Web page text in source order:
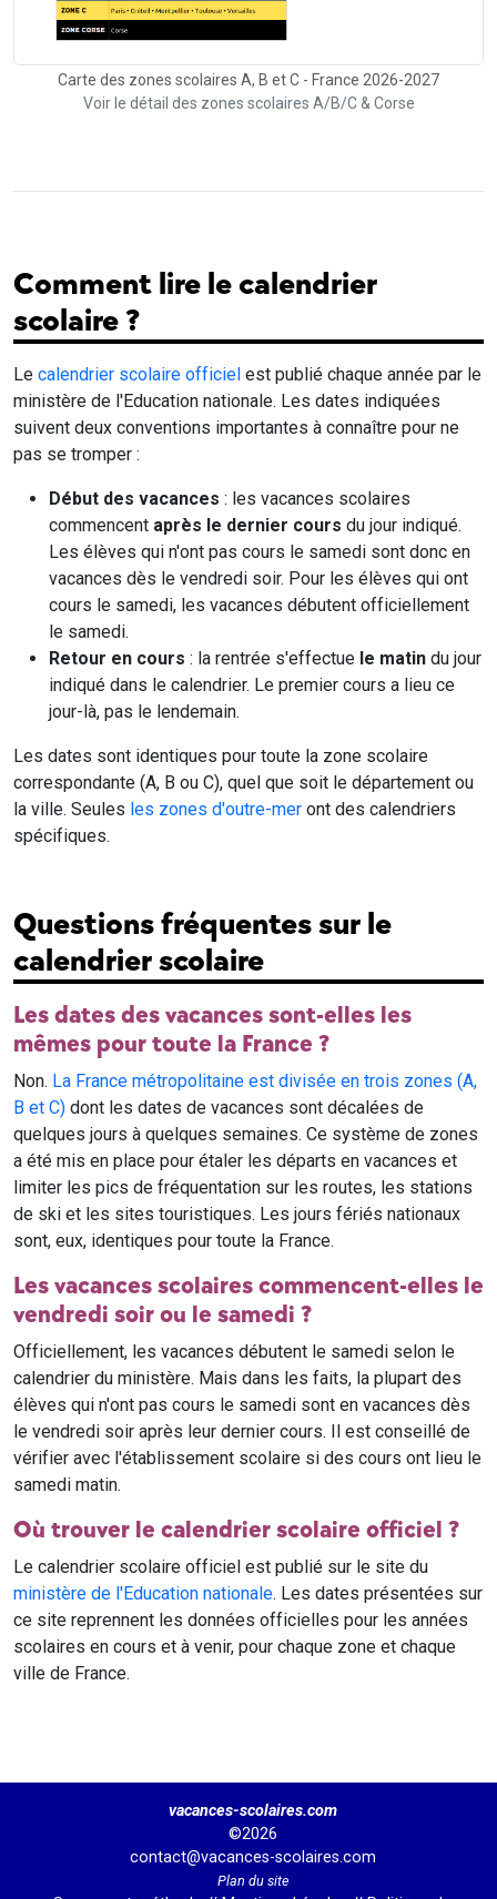
Carte des zones scolaires A, B et C - France 2026-2027
Voir le détail des zones scolaires A/B/C & Corse
Comment lire le calendrier
scolaire ?
Le calendrier scolaire officiel est publié chaque année par le
ministère de l'Education nationale. Les dates indiquées
suivent deux conventions importantes à connaître pour ne
pas se tromper :
Début des vacances : les vacances scolaires
commencent après le dernier cours du jour indiqué.
Les élèves qui n'ont pas cours le samedi sont donc en
vacances dès le vendredi soir. Pour les élèves qui ont
cours le samedi, les vacances débutent officiellement
le samedi.
Retour en cours : la rentrée s'effectue le matin du jour
indiqué dans le calendrier. Le premier cours a lieu ce
jour-là, pas le lendemain.
Les dates sont identiques pour toute la zone scolaire
correspondante (A, B ou C), quel que soit le département ou
la ville. Seules les zones d'outre-mer ont des calendriers
spécifiques.
Questions fréquentes sur le
calendrier scolaire
Les dates des vacances sont-elles les
mêmes pour toute la France ?
Non. La France métropolitaine est divisée en trois zones (A,
B et C) dont les dates de vacances sont décalées de
quelques jours à quelques semaines. Ce système de zones
a été mis en place pour étaler les départs en vacances et
limiter les pics de fréquentation sur les routes, les stations
de ski et les sites touristiques. Les jours fériés nationaux
sont, eux, identiques pour toute la France.
Les vacances scolaires commencent-elles le
vendredi soir ou le samedi ?
Officiellement, les vacances débutent le samedi selon le
calendrier du ministère. Mais dans les faits, la plupart des
élèves qui n'ont pas cours le samedi sont en vacances dès
le vendredi soir après leur dernier cours. Il est conseillé de
vérifier avec l'établissement scolaire si des cours ont lieu le
samedi matin.
Où trouver le calendrier scolaire officiel ?
Le calendrier scolaire officiel est publié sur le site du
ministère de l'Education nationale. Les dates présentées sur
ce site reprennent les données officielles pour les années
scolaires en cours et à venir, pour chaque zone et chaque
ville de France.
vacances-scolaires.com
©2026
contact@vacances-scolaires.com
Plan du site